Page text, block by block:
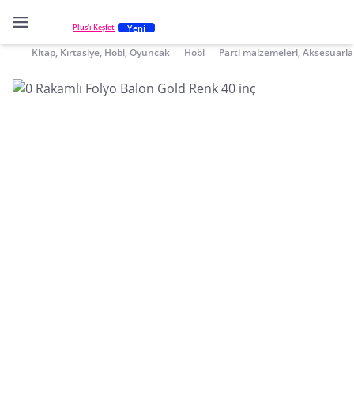
Plus'ı Keşfet Yeni
Kitap, Kırtasiye, Hobi, Oyuncak Hobi Parti malzemeleri,